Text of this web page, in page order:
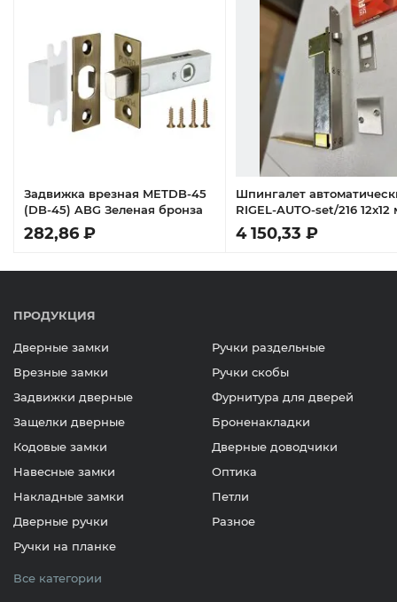
Задвижка врезная METDB-45
(DB-45) ABG Зеленая бронза
282,86 ₽
Шпингалет
RIGEL-AUTO-set/216 12x12
(ход 18,75 мм) для
дверей
4 150,33 ₽
ПРОДУКЦИЯ
Дверные замки
Врезные замки
Задвижки дверные
Защелки дверные
Кодовые замки
Навесные замки
Накладные замки
Дверные ручки
Ручки на планке
Ручки раздельные
Ручки скобы
Фурнитура для дверей
Броненакладки
Дверные доводчики
Оптика
Петли
Разное
Все категории